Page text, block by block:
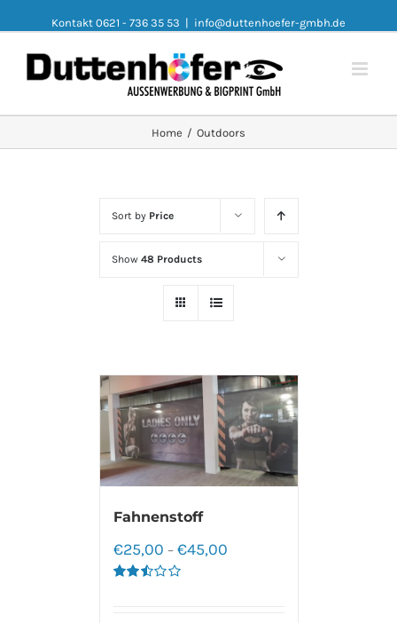
Kontakt 0621 - 736 35 53 | info@duttenhoefer-gmbh.de
Home / Outdoors
Sort by Price
Show 48 Products
Fahnenstoff
€25,00 – €45,00